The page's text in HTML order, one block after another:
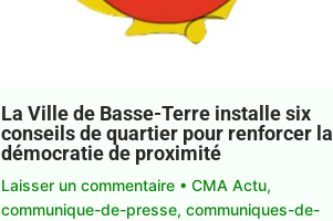
La Ville de Basse-Terre installe six
conseils de quartier pour renforcer la
démocratie de proximité
Laisser un commentaire •CMA Actu,
communique-de-presse,communiques-de-